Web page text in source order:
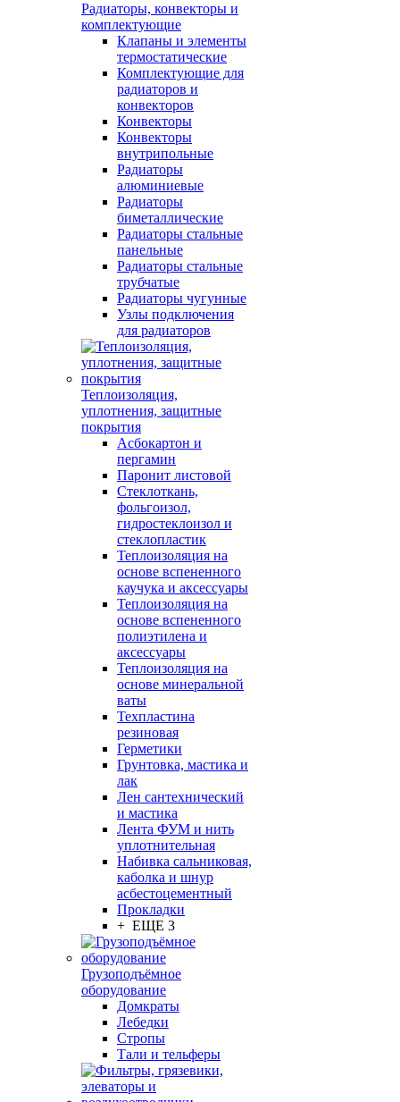
Радиаторы, конвекторы и
комплектующие
Клапаны и элементы
термостатические
Комплектующие для
радиаторов и
конвекторов
Конвекторы
Конвекторы
внутрипольные
Радиаторы
алюминиевые
Радиаторы
биметаллические
Радиаторы стальные
панельные
Радиаторы стальные
трубчатые
Радиаторы чугунные
Узлы подключения
для радиаторов
Теплоизоляция,
уплотнения, защитные
покрытия
Асбокартон и
пергамин
Паронит листовой
Стеклоткань,
фольгоизол,
гидростеклоизол и
стеклопластик
Теплоизоляция на
основе вспененного
каучука и аксессуары
Теплоизоляция на
основе вспененного
полиэтилена и
аксессуары
Теплоизоляция на
основе минеральной
ваты
Техпластина
резиновая
Герметики
Грунтовка, мастика и
лак
Лен сантехнический
и мастика
Лента ФУМ и нить
уплотнительная
Набивка сальниковая,
каболка и шнур
асбестоцементный
Прокладки
+ ЕЩЕ 3
Грузоподъёмное
оборудование
Домкраты
Лебедки
Стропы
Тали и тельферы